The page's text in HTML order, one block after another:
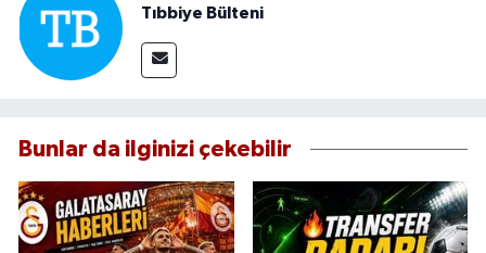
Tıbbiye Bülteni
Bunlar da ilginizi çekebilir